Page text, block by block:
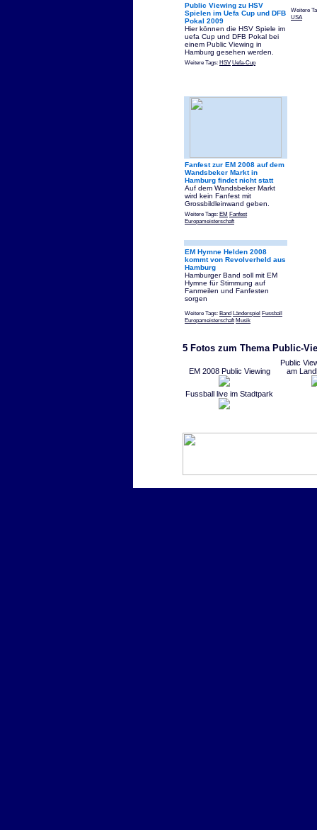
Public Viewing zu HSV
Spielen im Uefa Cup und DFB
Pokal 2009
Hier können die HSV Spiele im
uefa Cup und DFB Pokal bei
einem Public Viewing in
Hamburg gesehen werden.
Weitere Tags: HSV Uefa-Cup
Weitere
USA
Fanfest zur EM 2008 auf dem
Wandsbeker Markt in
Hamburg findet nicht statt
Auf dem Wandsbeker Markt
wird kein Fanfest mit
Grossbildleinwand geben.
Weitere Tags: EM Fanfest
Europameisterschaft
EM Hymne Helden 2008
kommt von Revolverheld aus
Hamburg
Hamburger Band soll mit EM
Hymne für Stimmung auf
Fanmeilen und Fanfesten
sorgen
Weitere Tags: Band Länderspiel Fussball
Europameisterschaft Musik
5 Fotos zum Thema Public-
EM 2008 Public Viewing
Public
am
Fussball live im Stadtpark